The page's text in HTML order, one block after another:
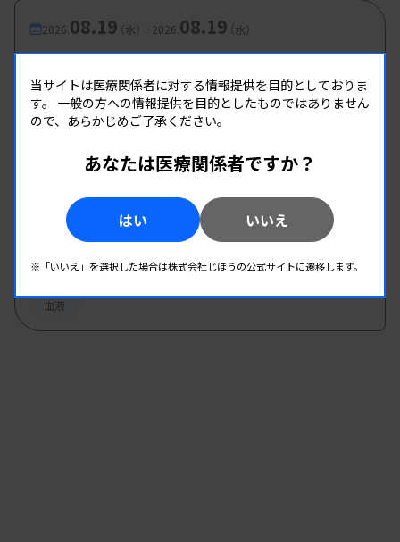
2026. 08.19（水） -2026. 08.19（水）
血液WEB研修会
主催 :佐賀県臨床検査技師会
開催場所 : WEB
08.26（水）-2026.08.26（水）
第1回臨床血液部門研修会
血液
当サイトは医療関係者に対する情報提供を目的としておりま
す。 一般の方への情報提供を目的としたものではありません
ので、あらかじめご了承ください。
あなたは医療関係者ですか？
はい いいえ
※「いいえ」を選択した場合は株式会社じほうの公式サイトに遷移します。